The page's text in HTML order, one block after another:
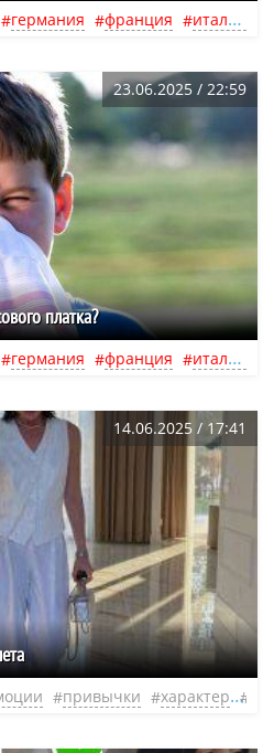
германия франция италия
23.06.2025 / 22:59
платка?
германия франция италия
14.06.2025 / 17:41
привычки характер